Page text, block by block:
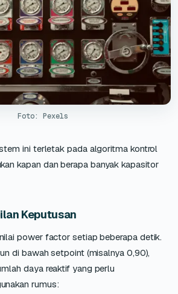
Foto: Pexels
ini terletak pada algoritma kontrol
kapan dan berapa banyak kapasitor
Keputusan
power factor setiap beberapa detik.
di bawah setpoint (misalnya 0,90),
daya reaktif yang perlu
rumus: